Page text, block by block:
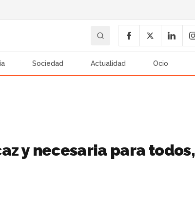
Sociedad Actualidad Ocio
y necesaria para todos,